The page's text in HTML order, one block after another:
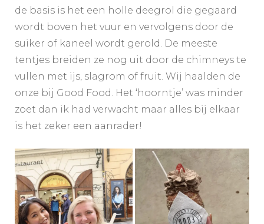
de basis is het een holle deegrol die gegaard
wordt boven het vuur en vervolgens door de
suiker of kaneel wordt gerold. De meeste
tentjes breiden ze nog uit door de chimneys te
vullen met ijs, slagrom of fruit. Wij haalden de
onze bij Good Food. Het ‘hoorntje’ was minder
zoet dan ik had verwacht maar alles bij elkaar
is het zeker een aanrader!